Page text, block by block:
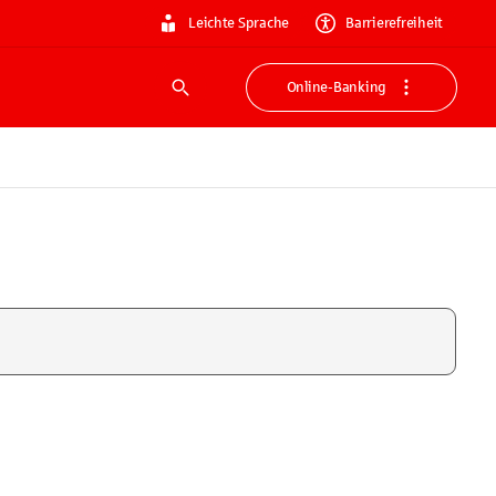
Leichte Sprache Barrierefreiheit
Suche
Online-Banking